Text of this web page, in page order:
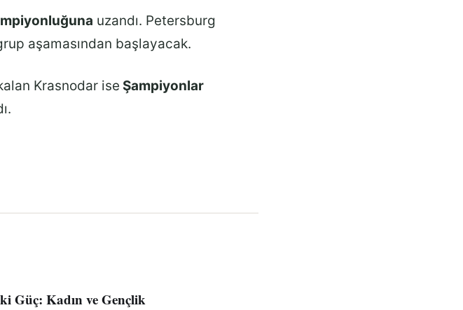
uzandı. Petersburg
aşamasından başlayacak.
Krasnodar ise Şampiyonlar
Güç: Kadın ve Gençlik